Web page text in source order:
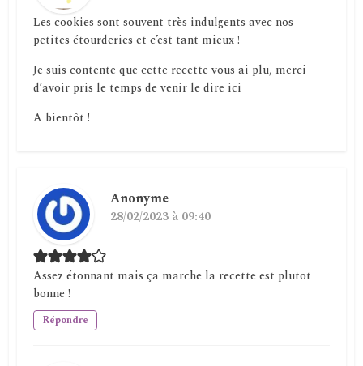
Les cookies sont souvent très indulgents avec nos
petites étourderies et c’est tant mieux !
Je suis contente que cette recette vous ai plu, merci
d’avoir pris le temps de venir le dire ici
A bientôt !
Anonyme
28/02/2023 à 09:40
Assez étonnant mais ça marche la recette est plutot
bonne !
Répondre